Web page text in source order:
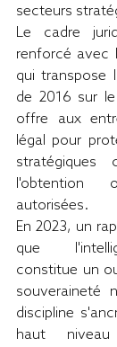
secteurs
Le cadre
renforcé avec
qui transpose
de 2016 sur
offre aux
légal pour
stratégiques
l'obtention
autorisées.
En 2023, un
que
constitue un
souveraineté
discipline
haut